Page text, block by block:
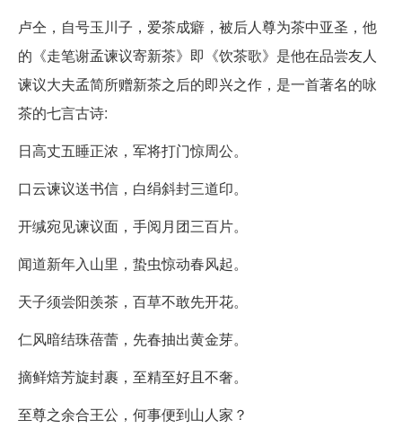
卢仝，自号玉川子，爱茶成癖，被后人尊为茶中亚圣，他
的《走笔谢孟谏议寄新茶》即《饮茶歌》是他在品尝友人
谏议大夫孟简所赠新茶之后的即兴之作，是一首著名的咏
茶的七言古诗:
日高丈五睡正浓，军将打门惊周公。
口云谏议送书信，白绢斜封三道印。
开缄宛见谏议面，手阅月团三百片。
闻道新年入山里，蛰虫惊动春风起。
天子须尝阳羡茶，百草不敢先开花。
仁风暗结珠蓓蕾，先春抽出黄金芽。
摘鲜焙芳旋封裹，至精至好且不奢。
至尊之余合王公，何事便到山人家？